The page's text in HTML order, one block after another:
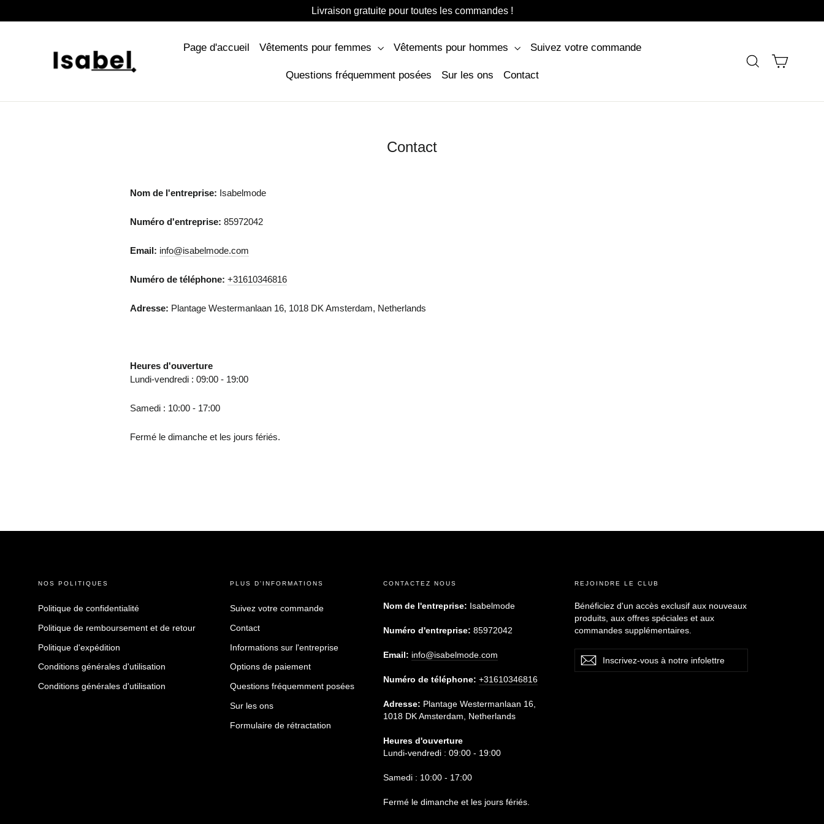
Ã
□
au
Livraison gratuite pour toutes les commandes !
Page d'accueil Vêtements pour femmes Vêtements pour hommes Suivez votre commande
Questions fréquemment posées Sur les ons Contact
Rechercher
Contact
Nom de l'entreprise: Isabelmode
Numéro d'entreprise: 85972042
Email: info@isabelmode.com
Numéro de téléphone: +31610346816
Adresse: Plantage Westermanlaan 16, 1018 DK Amsterdam, Netherlands
Heures d'ouverture
Lundi-vendredi : 09:00 - 19:00
Samedi : 10:00 - 17:00
Fermé le dimanche et les jours fériés.
NOS POLITIQUES
Politique de confidentialité
Politique de remboursement et de retour
Politique d'expédition
Conditions générales d'utilisation
Conditions générales d'utilisation
PLUS D'INFORMATIONS
Suivez votre commande
Contact
Informations sur l'entreprise
Options de paiement
Questions fréquemment posées
Sur les ons
Formulaire de rétractation
CONTACTEZ NOUS
Nom de l'entreprise: Isabelmode
Numéro d'entreprise: 85972042
Email: info@isabelmode.com
Numéro de téléphone: +31610346816
Adresse: Plantage Westermanlaan 16,
1018 DK Amsterdam, Netherlands
Heures d'ouverture
Lundi-vendredi : 09:00 - 19:00
Samedi : 10:00 - 17:00
Fermé le dimanche et les jours fériés.
REJOINDRE LE CLUB
Bénéficiez d'un accès exclusif aux nouveaux
produits, aux offres spéciales et aux
commandes supplémentaires.
Inscrivez-
vous
S'inscrire